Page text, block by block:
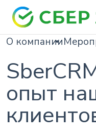
О компании
опыт